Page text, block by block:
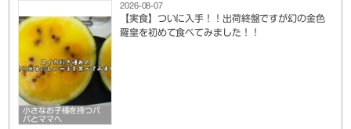
小さなお子様を持つパ
パとママへ
2026-08-07
【実食】ついに入手！！出荷終盤ですが幻の金色
羅皇を初めて食べてみました！！